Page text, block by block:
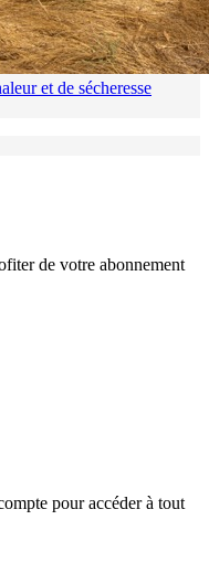
et de sécheresse
de votre abonnement
pour accéder à tout